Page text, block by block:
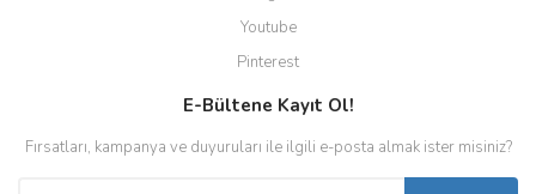
Youtube
Pinterest
E-Bültene Kayıt Ol!
Fırsatları, kampanya ve duyuruları ile ilgili e-posta almak ister misiniz?